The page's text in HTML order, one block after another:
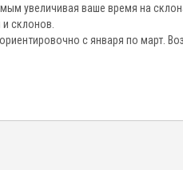
увеличивая ваше время на
склонов.
с января по март.